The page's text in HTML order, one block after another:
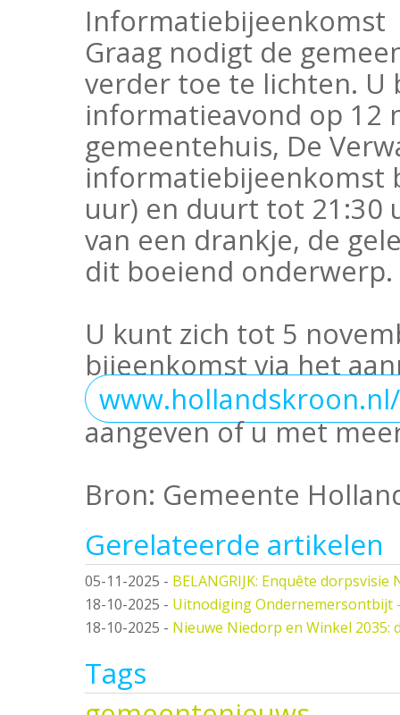
Informatiebijeenkomst
Graag nodigt de
verder toe te lichten. U
informatieavond op 12
gemeentehuis, De
informatiebijeenkomst
uur) en duurt tot 21:30
van een drankje, de
dit boeiend onderwerp.
U kunt zich tot 5
bijeenkomst via het
aangeven of u met
Bron: Gemeente
Gerelateerde artikelen
05-11-2025 - BELANGRIJK: Enquête
18-10-2025 - Uitnodiging Ondernemersontbijt
18-10-2025 - Nieuwe Niedorp en Winkel
Tags